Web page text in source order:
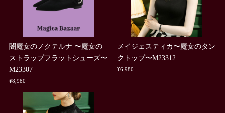
闇魔女のノクテルナ 〜魔女の
ストラップフラットシューズ〜
M23307
¥8,980
メイジェスティカ〜魔女のタン
クトップ〜M23312
¥6,980